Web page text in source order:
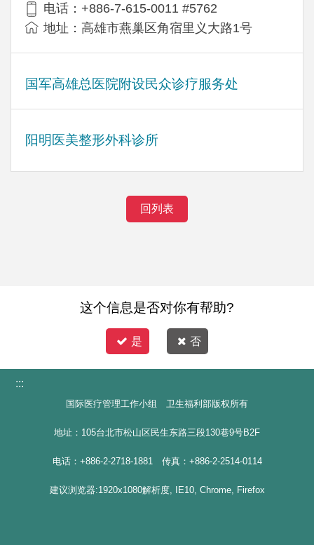
电话：+886-7-615-0011 #5762
地址：高雄市燕巢区角宿里义大路1号
国军高雄总医院附设民众诊疗服务处
阳明医美整形外科诊所
回列表
这个信息是否对你有帮助?
是 否
:::
国际医疗管理工作小组 卫生福利部版权所有
地址：105台北市松山区民生东路三段130巷9号B2F
电话：+886-2-2718-1881 传真：+886-2-2514-0114
建议浏览器:1920x1080解析度, IE10, Chrome, Firefox